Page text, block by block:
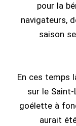
pour la
navigateurs,
saison
En ces temps
sur le
goélette à
aurait